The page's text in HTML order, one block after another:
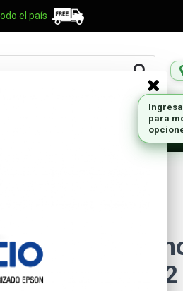
el país
solido
2TB